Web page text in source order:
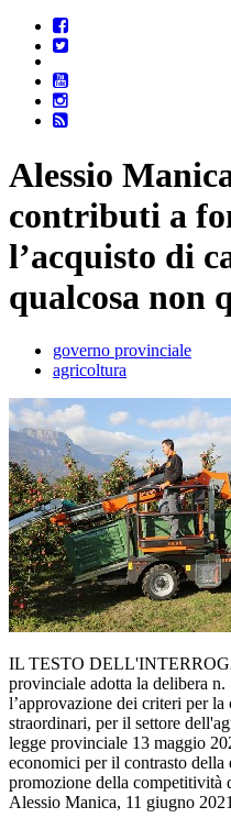
Alessio
contributi a
l’acquisto di
qualcosa non
governo provinciale
agricoltura
IL TESTO
provinciale adotta la delibera
l’approvazione dei criteri per
straordinari, per il settore
legge provinciale 13 maggio
economici per il contrasto
promozione della competitività
Alessio Manica, 11 giugno 2021